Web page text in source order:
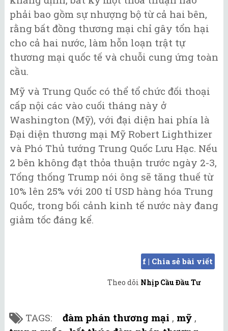
phải bao gồm sự nhượng bộ từ cả hai bên,
rằng bất đồng thương mại chỉ gây tổn hại
cho cả hai nước, làm hỗn loạn trật tự
thương mại quốc tế và chuỗi cung ứng toàn
cầu.
Mỹ và Trung Quốc có thể tổ chức đối thoại
cấp nội các vào cuối tháng này ở
Washington (Mỹ), với đại diện hai phía là
Đại diện thương mại Mỹ Robert Lighthizer
và Phó Thủ tướng Trung Quốc Lưu Hạc. Nếu
2 bên không đạt thỏa thuận trước ngày 2-3,
Tổng thống Trump nói ông sẽ tăng thuế từ
10% lên 25% với 200 tỉ USD hàng hóa Trung
Quốc, trong bối cảnh kinh tế nước này đang
giảm tốc đáng kể.
f | Chia sẻ bài viết
Theo dõi Nhịp Cầu Đầu Tư
TAGS: đàm phán thương mại , mỹ ,